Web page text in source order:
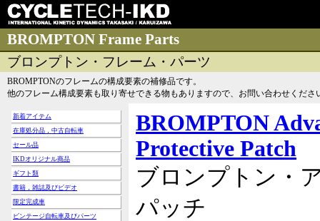
BROMPTON Frame Parts
ブロンプトン・フレーム・パーツ
BROMPTONのフレームの構成要素の補修品です。
他のフレーム構成要素も取り寄せできる物もありますので、お問い合わせくださ
新着アイテム
在庫処分品，中古自転車
セール品
IKDオリジナル商品
ギフト類
書籍，雑誌及びビデオ
限定完成車
ビンテージ自転車及びパーツ
BROMPTON
Protective Patch
ブロンプトン・
パッチ